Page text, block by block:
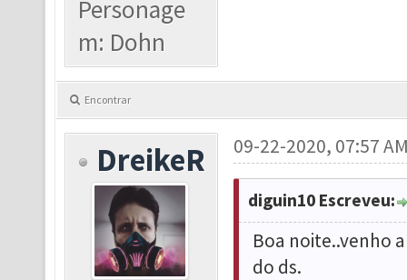
Personage
m: Dohn
Encontrar
DreikeR 09-22-2020, 07:57
diguin10 Escreveu:
Boa noite..venho
do ds.